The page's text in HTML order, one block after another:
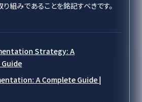
組みであることを銘記すべきです。
Strategy: A
A Complete Guide |